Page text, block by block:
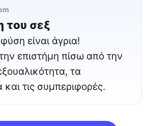
του σεξ
είναι άγρια!
επιστήμη πίσω από την
τα
και τις συμπεριφορές.